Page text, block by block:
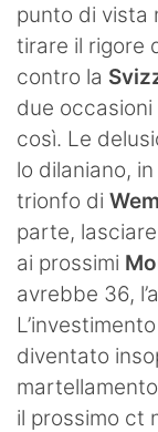
punto di vista
tirare il rigore
contro la
due
così. Le
lo dilaniano,
trionfo di
parte,
ai prossimi
avrebbe 36,
diventato
il prossimo ct